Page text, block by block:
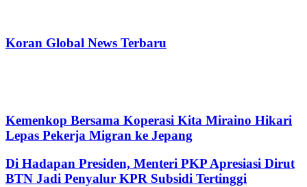
Koran Global News Terbaru
Kemenkop Bersama Koperasi Kita Miraino Hikari
Lepas Pekerja Migran ke Jepang
Di Hadapan Presiden, Menteri PKP Apresiasi Dirut
BTN Jadi Penyalur KPR Subsidi Tertinggi